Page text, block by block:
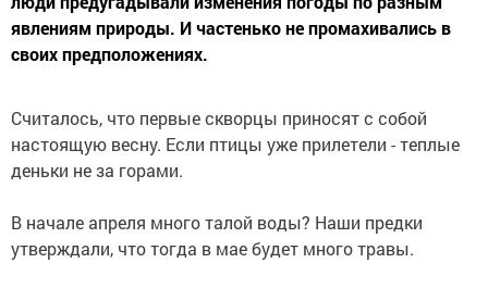
явлениям природы. И частенько не промахивались в
своих предположениях.
Считалось, что первые скворцы приносят с собой
настоящую весну. Если птицы уже прилетели - теплые
деньки не за горами.
В начале апреля много талой воды? Наши предки
утверждали, что тогда в мае будет много травы.